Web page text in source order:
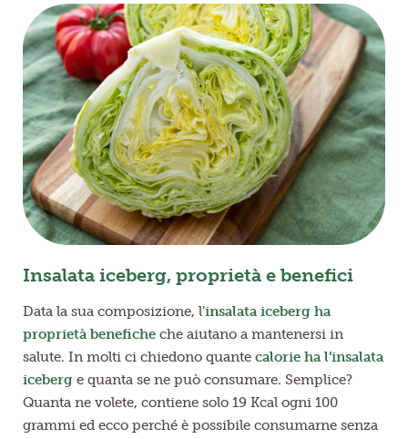
Insalata iceberg, proprietà e benefici
Data la sua composizione, l’insalata iceberg ha
proprietà benefiche che aiutano a mantenersi in
salute. In molti ci chiedono quante calorie ha l’insalata
iceberg e quanta se ne può consumare. Semplice?
Quanta ne volete, contiene solo 19 Kcal ogni 100
grammi ed ecco perché è possibile consumarne senza